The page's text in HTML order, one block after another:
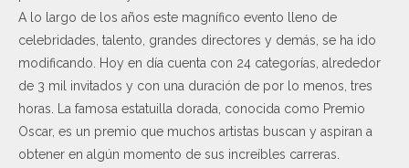
A lo largo de los años este magnífico evento lleno de
celebridades, talento, grandes directores y demás, se ha ido
modificando. Hoy en día cuenta con 24 categorías, alrededor
de 3 mil invitados y con una duración de por lo menos, tres
horas. La famosa estatuilla dorada, conocida como Premio
Oscar, es un premio que muchos artistas buscan y aspiran a
obtener en algún momento de sus increíbles carreras.